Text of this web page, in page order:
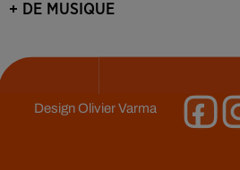
+ DE MUSIQUE
DesignOlivier Varma